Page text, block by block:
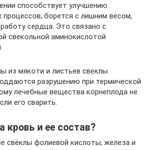
способствует улучшению
процессов, борется с лишним весом,
сердца. Это связано с
свекольной аминокислотой
из мякоти и листьев свеклы
разрушению при термической
лечебные вещества корнеплода не
его сварить.
кровь и ее состав?
свёклы фолиевой кислоты, железа и